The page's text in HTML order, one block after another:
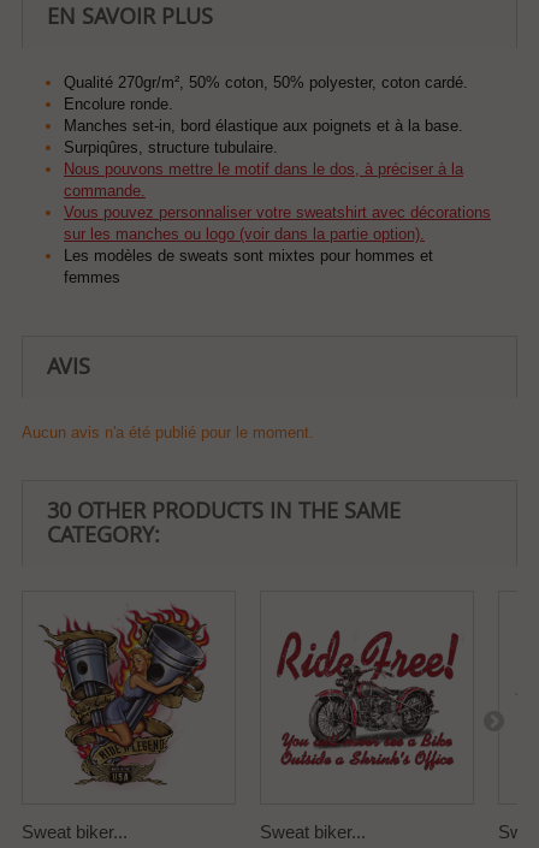
EN SAVOIR PLUS
Qualité 270gr/m², 50% coton, 50% polyester, coton cardé.
Encolure ronde.
Manches set-in, bord élastique aux poignets et à la base.
Surpiqûres, structure tubulaire.
Nous pouvons mettre le motif dans le dos, à préciser à la
commande.
Vous pouvez personnaliser votre sweatshirt avec décorations
sur les manches ou logo (voir dans la partie option).
Les modèles de sweats sont mixtes pour hommes et
femmes
AVIS
Aucun avis n'a été publié pour le moment.
30 OTHER PRODUCTS IN THE SAME
CATEGORY:
Sweat biker... Sweat biker...